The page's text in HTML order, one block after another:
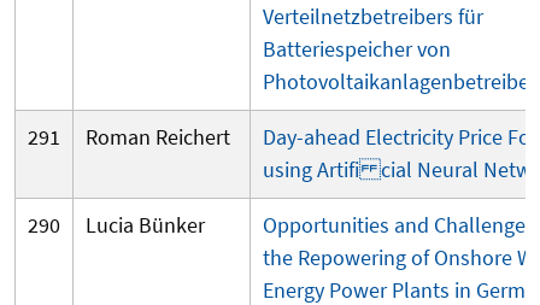
Verteilnetzbetreibers für
Batteriespeicher von
291
Roman Reichert
Day-ahead Electricity Price
using Artificial Neural
290
Lucia Bünker
Opportunities and
the Repowering of Onshore
Energy Power Plants in